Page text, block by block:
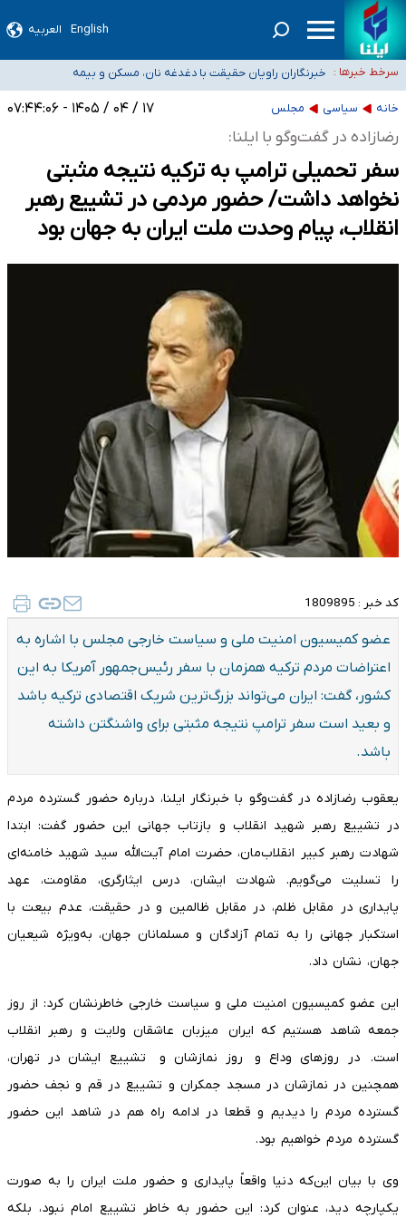
English العربیه
سرخط خبرها :
تعویق آزمون ورودی دکترای تخصصی فرماندهی صحنه عملیات و دکترای تخصصی
جغرافیای نظامی دافوس آجاخبرنگاران راویان حقیقت با دغدغه نان، مسکن و بیمه
آخرین وضعیت شیوع عفونت‌های تنفسی در کشور/ خوزستان و
کرمان بالاتر از آستانه هشدار
هیچ پرستاری بازداشت یا اخراج نشده است/ از رئیس جمهور خواستیم ورود کند
ثبت‌نام بخش عمده دانش‌آموزان مدارس ایرانی امارات در کشور/ درباره محصلان
باقی‌مانده در دبی متناسب با شرایط جدید تصمیم‌گیری می‌شود
خانه سیاسی مجلس ۱۷ / ۰۴ / ۱۴۰۵ - ۰۷:۴۴:۰۶
رضازاده در گفت‌وگو با ایلنا:
سفر تحمیلی ترامپ به ترکیه نتیجه مثبتی
نخواهد داشت/ حضور مردمی در تشییع رهبر
انقلاب، پیام وحدت ملت ایران به جهان بود
کد خبر : 1809895
عضو کمیسیون امنیت ملی و سیاست خارجی مجلس با اشاره به
اعتراضات مردم ترکیه همزمان با سفر رئیس‌جمهور آمریکا به این
کشور، گفت: ایران می‌تواند بزرگ‌ترین شریک اقتصادی ترکیه باشد
و بعید است سفر ترامپ نتیجه مثبتی برای واشنگتن داشته
باشد.
یعقوب رضازاده در گفت‌وگو با خبرنگار ایلنا، درباره حضور گسترده مردم
در تشییع رهبر شهید انقلاب و بازتاب جهانی این حضور گفت: ابتدا
شهادت رهبر کبیر انقلاب‌مان، حضرت امام آیت‌الله سید شهید خامنه‌ای
را تسلیت می‌گویم. شهادت ایشان، درس ایثارگری، مقاومت، عهد
پایداری در مقابل ظلم، در مقابل ظالمین و در حقیقت، عدم بیعت با
استکبار جهانی را به تمام آزادگان و مسلمانان جهان، به‌ویژه شیعیان
جهان، نشان داد.
این عضو کمیسیون امنیت ملی و سیاست خارجی خاطرنشان کرد: از روز
جمعه شاهد هستیم که ایران میزبان عاشقان ولایت و رهبر انقلاب
است. در روزهای وداع و روز نمازشان و تشییع ایشان در تهران،
همچنین در نمازشان در مسجد جمکران و تشییع در قم و نجف حضور
گسترده مردم را دیدیم و قطعا در ادامه راه هم در شاهد این حضور
گسترده مردم خواهیم بود.
وی با بیان این‌که دنیا واقعاً پایداری و حضور ملت ایران را به صورت
یکپارچه دید، عنوان کرد: این حضور به خاطر تشییع امام نبود، بلکه